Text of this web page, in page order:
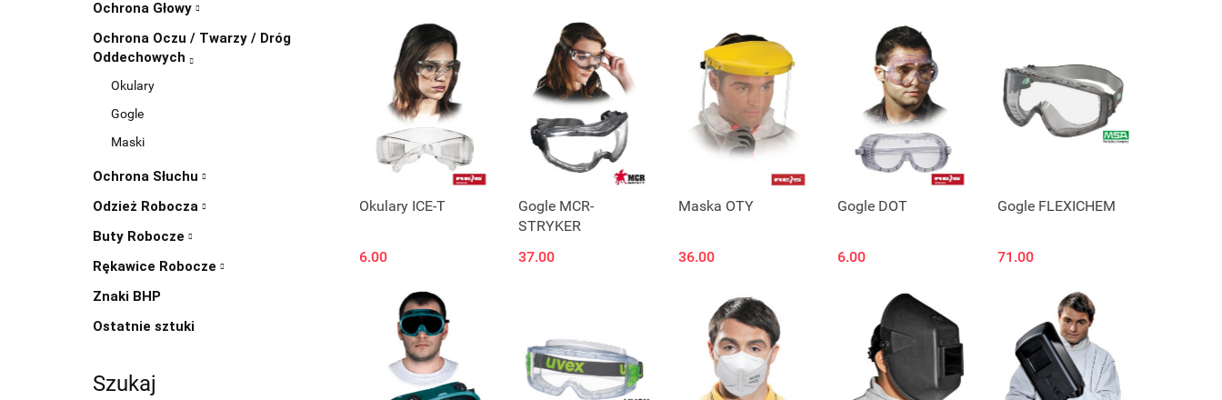
Ochrona Głowy
Ochrona Oczu / Twarzy / Dróg
Oddechowych
Okulary
Gogle
Maski
Ochrona Słuchu
Odzież Robocza
Buty Robocze
Rękawice Robocze
Znaki BHP
Ostatnie sztuki
Szukaj
Produkt niedostępny
Okulary ICE-T
6.00
Gogle MCR-
STRYKER
37.00
Maska OTY
36.00
Gogle DOT
6.00
Gogle FLEXICHEM
71.00